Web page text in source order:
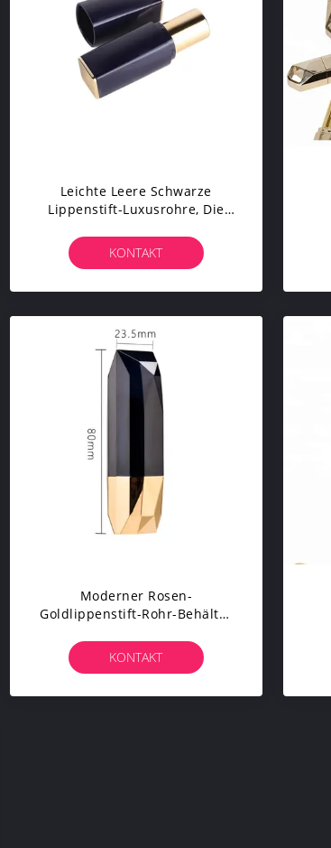
Leichte Leere Schwarze
Lippenstift-Luxusrohre, Die
Größe Verpacken
KONTAKT
Moderner Rosen-
Goldlippenstift-Rohr-Behälter
KONTAKT